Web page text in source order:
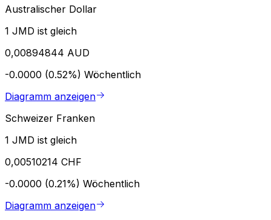
Australischer Dollar
1 JMD ist gleich
0,00894844 AUD
-0.0000 (0.52%) Wöchentlich
Diagramm anzeigen
Schweizer Franken
1 JMD ist gleich
0,00510214 CHF
-0.0000 (0.21%) Wöchentlich
Diagramm anzeigen